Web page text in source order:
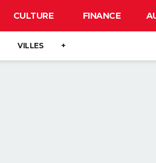
CULTURE FINANCE
VILLES +